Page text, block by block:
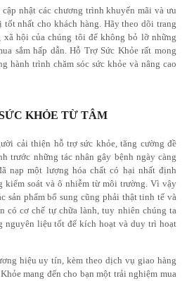
nhật các chương trình khuyến mãi và ưu
nhất cho khách hàng. Hãy theo dõi trang
xã hội của chúng tôi để không bỏ lỡ những
sắm hấp dẫn. Hỗ Trợ Sức Khỏe rất mong
hành trình chăm sóc sức khỏe và nâng cao
KHỎE TỪ TÂM
cải thiện hỗ trợ sức khỏe, tăng cường đề
trước những tác nhân gây bệnh ngày càng
nạp một lượng hóa chất có hại nhất định
kiểm soát và ô nhiễm từ môi trường. Vì vậy
sản phẩm bổ sung cũng phải thật tinh tế và
có cơ chế tự chữa lành, tuy nhiên chúng ta
nguyên liệu tốt để kích hoạt và duy trì hoạt
hiệu uy tín, kèm theo dịch vụ giao hàng
mang đến cho bạn một trải nghiệm mua